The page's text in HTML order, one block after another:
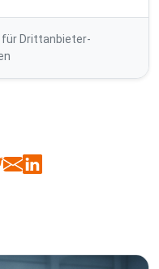
für Drittanbieter-